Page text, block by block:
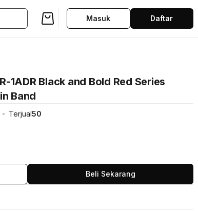
Masuk Daftar
1ADR Black and Bold Red Series
Band
Terjual50
Beli Sekarang